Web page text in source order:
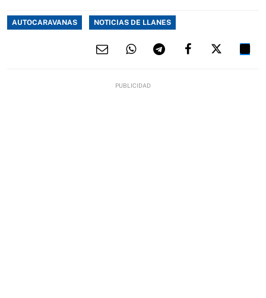
AUTOCARAVANAS NOTICIAS DE LLANES